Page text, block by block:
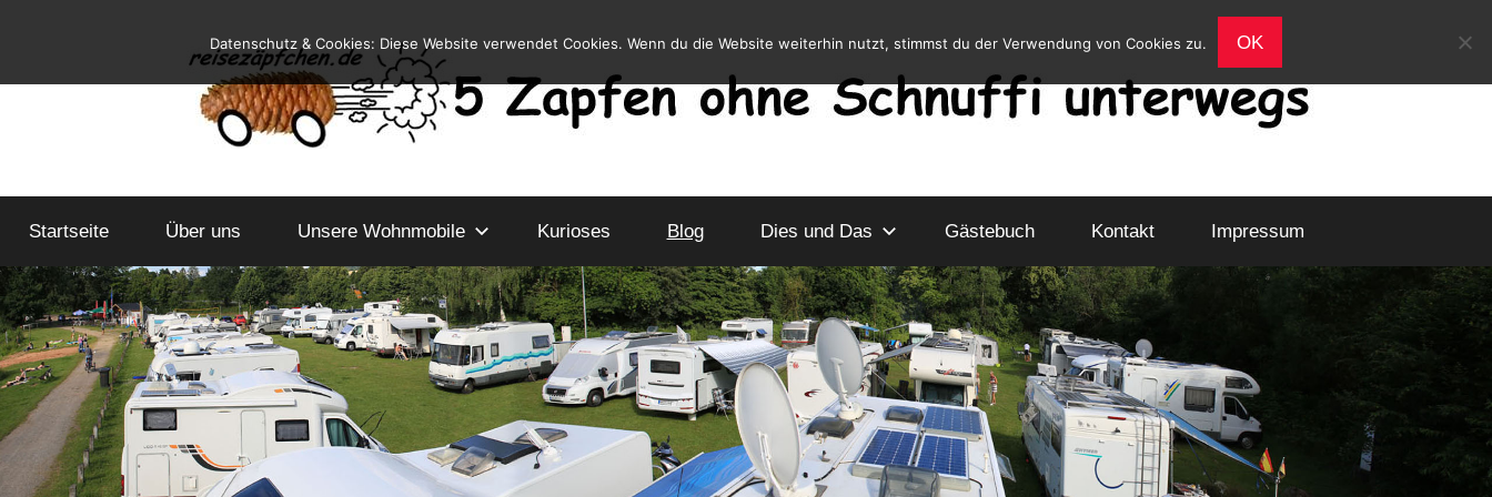
springen
Reiseblog
und
Leben
Wohnmobil
Startseite Über uns Unsere Wohnmobile Kurioses Blog Dies und Das Gästebuch Kontakt Impressum
Datenschutz & Cookies: Diese Website verwendet Cookies. Wenn du die Website weiterhin nutzt, stimmst du der Verwendung von Cookies zu. OK